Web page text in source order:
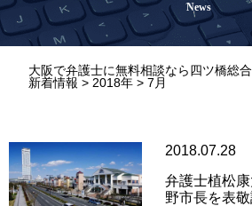
News
大阪で弁護士に無料相談なら四ツ橋総
新着情報 > 2018年 >7月
2018.07.28
弁護士植松
野市長を表敬